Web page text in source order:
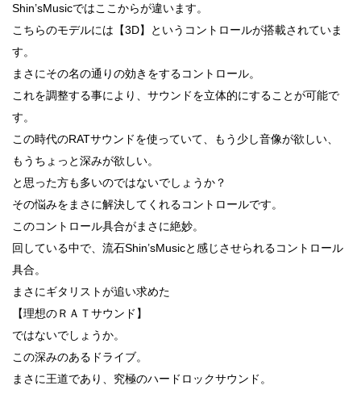
Shin’sMusicではここからが違います。
こちらのモデルには【3D】というコントロールが搭載されていま
す。
まさにその名の通りの効きをするコントロール。
これを調整する事により、サウンドを立体的にすることが可能で
す。
この時代のRATサウンドを使っていて、もう少し音像が欲しい、
もうちょっと深みが欲しい。
と思った方も多いのではないでしょうか？
その悩みをまさに解決してくれるコントロールです。
このコントロール具合がまさに絶妙。
回している中で、流石Shin’sMusicと感じさせられるコントロール
具合。
まさにギタリストが追い求めた
【理想のＲＡＴサウンド】
ではないでしょうか。
この深みのあるドライブ。
まさに王道であり、究極のハードロックサウンド。